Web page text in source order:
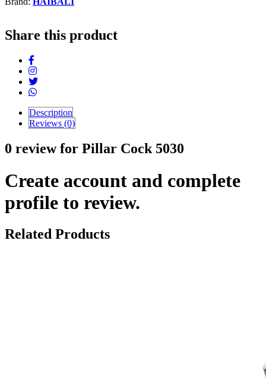
Share this product
Description
Reviews (0)
0 review for Pillar Cock 5030
Create account and complete
profile to review.
Related Products